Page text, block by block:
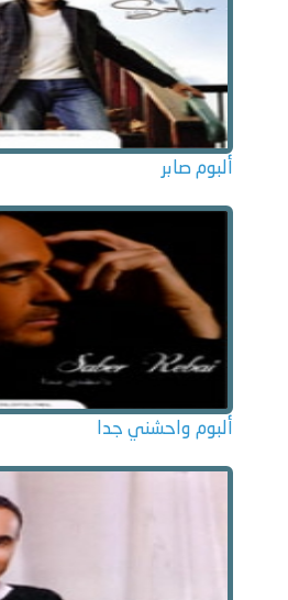
ألبوم صابر
ألبوم واحشني جدا